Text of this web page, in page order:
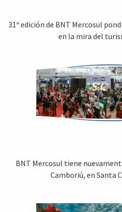
31ª edición de BNT Mercosul
en la mira del
BNT Mercosul tiene
Camboriú, en Santa